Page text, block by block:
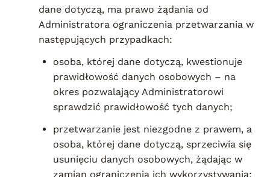
dane dotyczą, ma prawo żądania od
Administratora ograniczenia przetwarzania w
następujących przypadkach:
osoba, której dane dotyczą, kwestionuje
prawidłowość danych osobowych – na
okres pozwalający Administratorowi
sprawdzić prawidłowość tych danych;
przetwarzanie jest niezgodne z prawem, a
osoba, której dane dotyczą, sprzeciwia się
usunięciu danych osobowych, żądając w
zamian ograniczenia ich wykorzystywania;